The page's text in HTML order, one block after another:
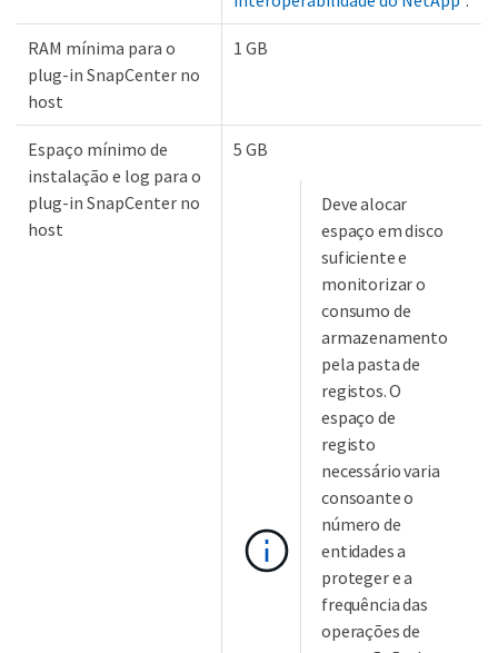
RAM mínima para o
plug-in SnapCenter no
host
1 GB
Espaço mínimo de
instalação e log para o
plug-in SnapCenter no
host
5 GB
Deve alocar
espaço em disco
suficiente e
monitorizar o
consumo de
armazenamento
pela pasta de
registos. O
espaço de
registo
necessário varia
consoante o
número de
entidades a
proteger e a
frequência das
operações de